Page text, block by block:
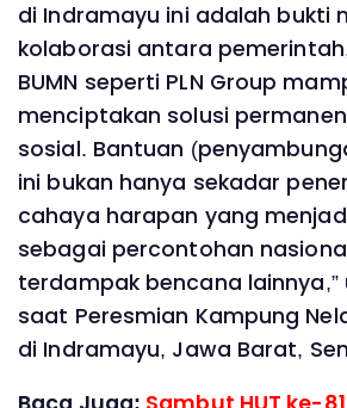
di Indramayu ini adalah bukti
kolaborasi antara
BUMN seperti PLN Group
menciptakan solusi
sosial. Bantuan
ini bukan hanya sekadar
cahaya harapan yang
sebagai percontohan
terdampak bencana lainnya,”
saat Peresmian Kampung
di Indramayu, Jawa Barat,